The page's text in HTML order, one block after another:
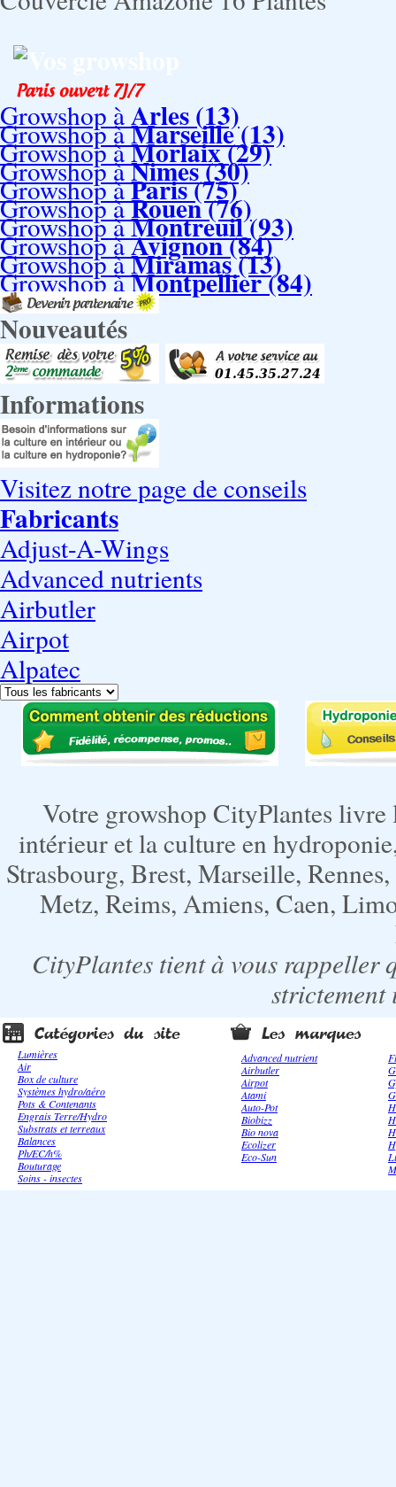
Growshop àArles (13)
Growshop àMarseille (13)
Growshop àMorlaix (29)
Growshop àNimes (30)
Growshop àParis (75)
Growshop àRouen (76)
Growshop àMontreuil (93)
Growshop àAvignon (84)
Growshop àMiramas (13)
Growshop àMontpellier (84)
Nouveautés
Informations
Visitez notre page de conseils
Fabricants
Adjust-A-Wings
Advanced nutrients
Airbutler
Airpot
Alpatec
Votre growshop CityPlantes
intérieur et la culture en
Strasbourg, Brest, Marseille,
Metz, Reims, Amiens, Caen,
CityPlantes tient à vous rappeller
strictement
Lumières
Air
Box de culture
Systèmes hydro/aéro
Pots & Contenants
Engrais Terre/Hydro
Substrats et terreaux
Balances
Ph/EC/h%
Bouturage
Soins - insectes
Advanced nutrient
Airbutler
Airpot
Atami
Auto-Pot
Biobizz
Bio nova
Ecolizer
Eco-Sun